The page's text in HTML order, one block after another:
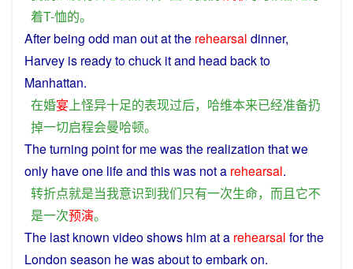
着T-恤的。
Afterbeing odd man outatthe rehearsal dinner,
Harvey is readytochuck itand head back to
Manhattan.
在婚宴上怪异十足的表现过后， 哈维本来已经准备扔
掉一切启程会曼哈顿。
The turning point formewasthe realization thatwe
only have one lifeand this was nota rehearsal.
转折点就是当我意识到我们只有一次生命， 而且它不
是一次预演。
The last known videoshows himat a rehearsal for the
London season hewasabouttoembark on.